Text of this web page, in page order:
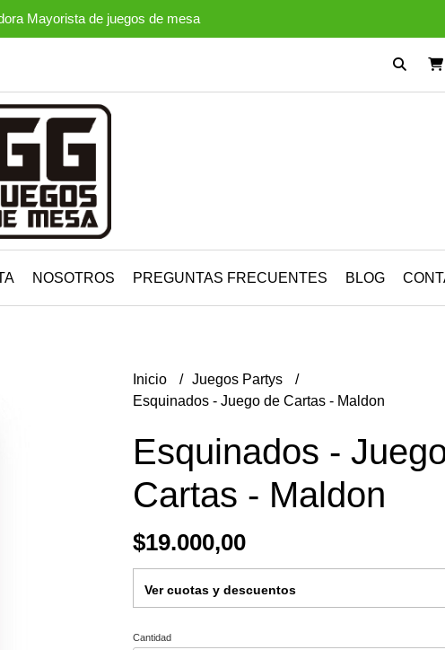
Mayorista de juegos de mesa
NOSOTROS PREGUNTAS FRECUENTES BLOG
Inicio
Juegos Partys
Esquinados - Juego de Cartas - Maldon
Esquinados -
Cartas - Maldon
$19.000,00
Ver cuotas y descuentos
Cantidad